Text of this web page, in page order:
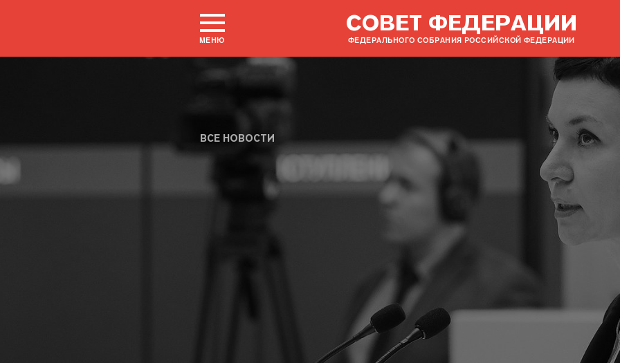
МЕНЮ
СОВЕТ ФЕДЕРАЦИИ
ФЕДЕРАЛЬНОГО СОБРАНИЯ РОССИЙСКОЙ ФЕДЕРАЦИИ
ВСЕ НОВОСТИ